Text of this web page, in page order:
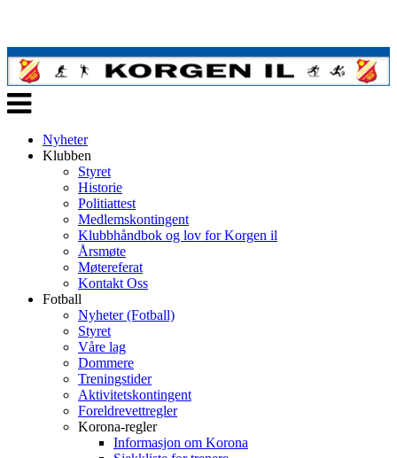
Veksle
navigasjon
Nyheter
Klubben
Styret
Historie
Politiattest
Medlemskontingent
Klubbhåndbok og lov for Korgen il
Årsmøte
Møtereferat
Kontakt Oss
Fotball
Nyheter (Fotball)
Styret
Våre lag
Dommere
Treningstider
Aktivitetskontingent
Foreldrevettregler
Korona-regler
Informasjon om Korona